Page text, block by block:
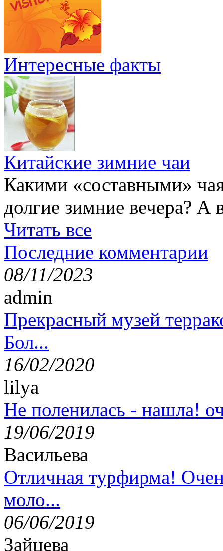
Интересные факты
Китайские зимние чаи
Какими «составными»
долгие зимние вечера? А
Читать все
Последние комментарии
08/11/2023
admin
Прекрасный музей
Бол...
16/02/2020
lilya
Не поленилась - нашла!
19/06/2019
Васильева
Отличная турфирма!
моло...
06/06/2019
Зайцева